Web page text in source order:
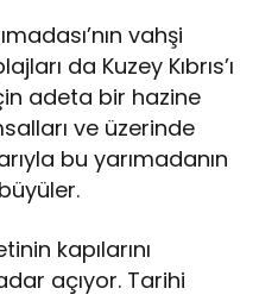
vahşi
da Kuzey Kıbrıs’ı
adeta bir hazine
ve üzerinde
bu yarımadanın
kapılarını
açıyor. Tarihi